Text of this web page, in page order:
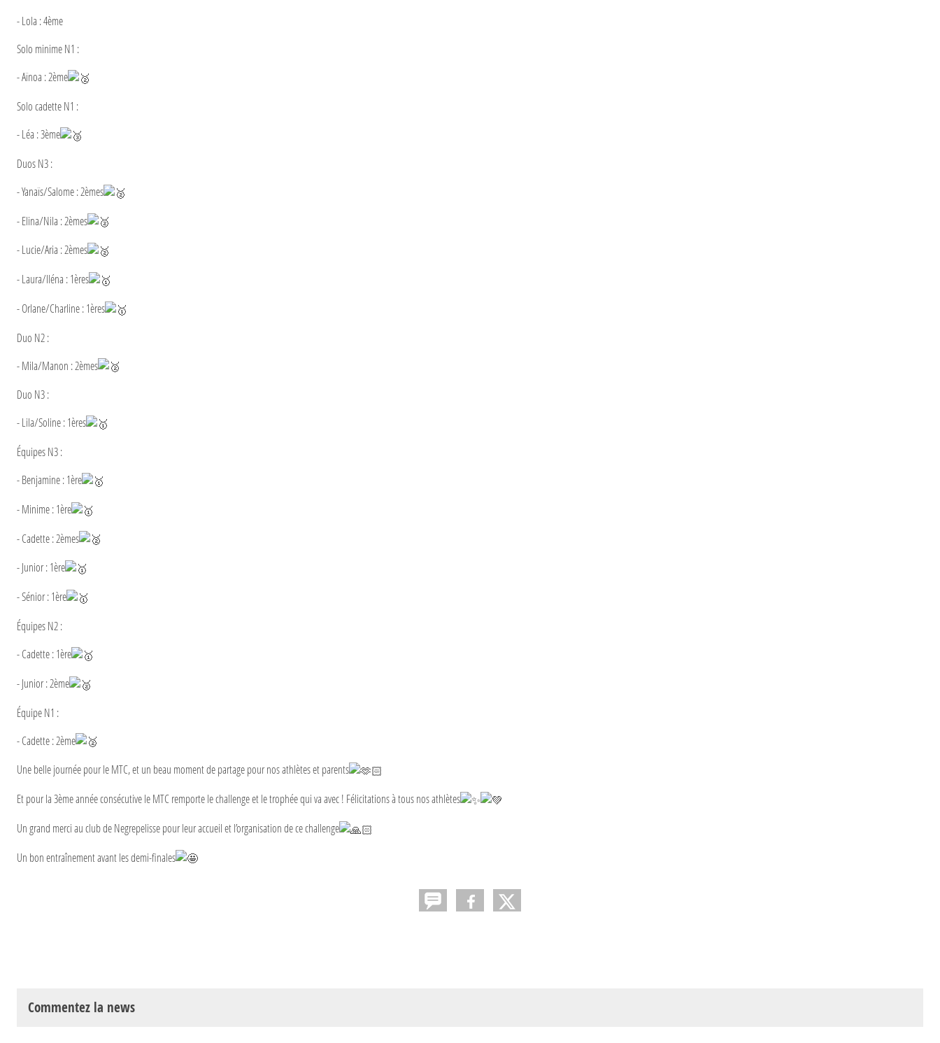
- Lola : 4ème
Solo minime N1 :
- Aïnoa : 2ème
Solo cadette N1 :
- Léa : 3ème
Duos N3 :
- Yanaïs/Salome : 2èmes
- Elina/Nila : 2èmes
- Lucie/Aria : 2èmes
- Laura/Iléna : 1ères
- Orlane/Charline : 1ères
Duo N2 :
- Mila/Manon : 2èmes
Duo N3 :
- Lila/Soline : 1ères
Équipes N3 :
- Benjamine : 1ère
- Minime : 1ère
- Cadette : 2èmes
- Junior : 1ère
- Sénior : 1ère
Équipes N2 :
- Cadette : 1ère
- Junior : 2ème
Équipe N1 :
- Cadette : 2ème
Une belle journée pour le MTC, et un beau moment de partage pour nos athlètes et parents
Et pour la 3ème année consécutive le MTC remporte le challenge et le trophée qui va avec ! Félicitations à tous nos athlètes
Un grand merci au club de Negrepelisse pour leur accueil et l’organisation de ce challenge
Un bon entraînement avant les demi-finales
Commentez la news